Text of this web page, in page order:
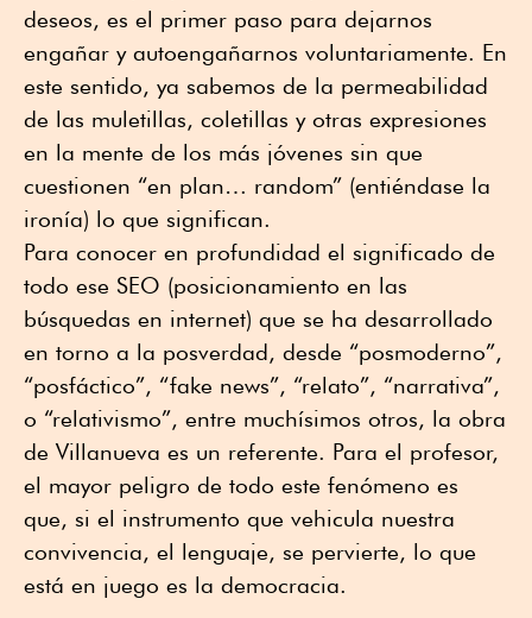
deseos, es el primer paso para dejarnos
engañar y autoengañarnos voluntariamente. En
este sentido, ya sabemos de la permeabilidad
de las muletillas, coletillas y otras expresiones
en la mente de los más jóvenes sin que
cuestionen “en plan… random” (entiéndase la
ironía) lo que significan.
Para conocer en profundidad el significado de
todo ese SEO (posicionamiento en las
búsquedas en internet) que se ha desarrollado
en torno a la posverdad, desde “posmoderno”,
“posfáctico”, “fake news”, “relato”, “narrativa”,
o “relativismo”, entre muchísimos otros, la obra
de Villanueva es un referente. Para el profesor,
el mayor peligro de todo este fenómeno es
que, si el instrumento que vehicula nuestra
convivencia, el lenguaje, se pervierte, lo que
está en juego es la democracia.